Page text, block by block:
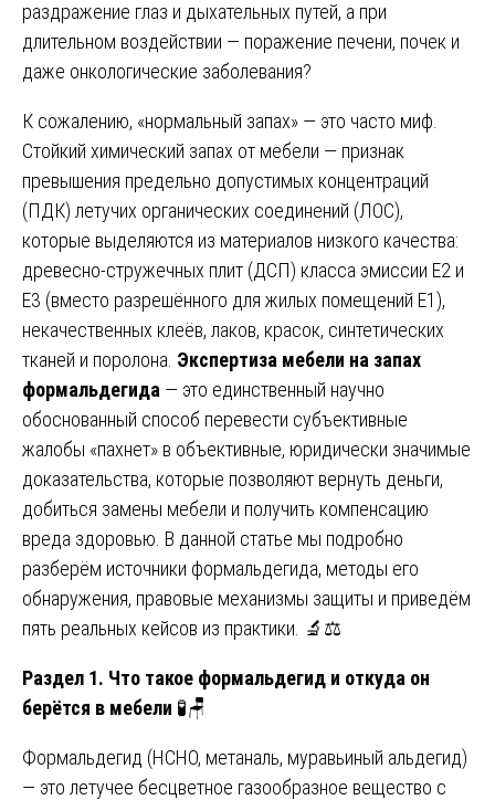
раздражение глаз и дыхательных путей, а при
длительном воздействии — поражение печени, почек и
даже онкологические заболевания?
К сожалению, «нормальный запах» — это часто миф.
Стойкий химический запах от мебели — признак
превышения предельно допустимых концентраций
(ПДК) летучих органических соединений (ЛОС),
которые выделяются из материалов низкого качества:
древесно-стружечных плит (ДСП) класса эмиссии Е2 и
Е3 (вместо разрешённого для жилых помещений Е1),
некачественных клеёв, лаков, красок, синтетических
тканей и поролона. Экспертиза мебели на запах
формальдегида — это единственный научно
обоснованный способ перевести субъективные
жалобы «пахнет» в объективные, юридически значимые
доказательства, которые позволяют вернуть деньги,
добиться замены мебели и получить компенсацию
вреда здоровью. В данной статье мы подробно
разберём источники формальдегида, методы его
обнаружения, правовые механизмы защиты и приведём
пять реальных кейсов из практики. 🔬⚖️
Раздел 1. Что такое формальдегид и откуда он
берётся в мебели 🧪🪑
Формальдегид (HCHO, метаналь, муравьиный альдегид)
— это летучее бесцветное газообразное вещество с